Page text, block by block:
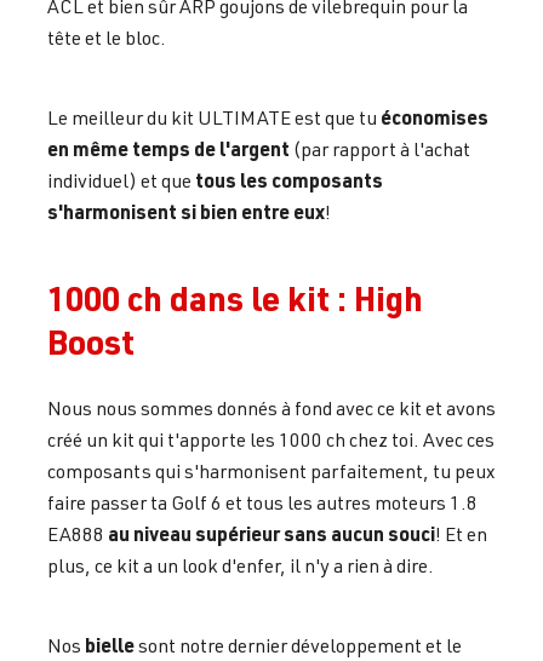
ACL et bien sûr ARP goujons de vilebrequin pour la
tête et le bloc.
Le meilleur du kit ULTIMATE est que tu économises
en même temps de l'argent (par rapport à l'achat
individuel) et que tous les composants
s'harmonisent si bien entre eux!
1000 ch dans le kit : High
Boost
Nous nous sommes donnés à fond avec ce kit et avons
créé un kit qui t'apporte les 1000 ch chez toi. Avec ces
composants qui s'harmonisent parfaitement, tu peux
faire passer ta Golf 6 et tous les autres moteurs 1.8
EA888 au niveau supérieur sans aucun souci! Et en
plus, ce kit a un look d'enfer, il n'y a rien à dire.
Nos biellesont notre dernier développement et le